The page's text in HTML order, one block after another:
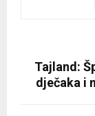
Tajland:
dječaka i